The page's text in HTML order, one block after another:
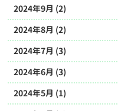
2024年9月 (2)
2024年8月 (2)
2024年7月 (3)
2024年6月 (3)
2024年5月 (1)